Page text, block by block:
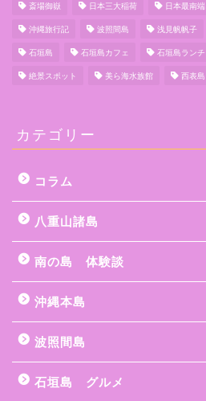
斎場御嶽 日本三大稲荷 日本最南端
沖縄旅行記 波照間島 浅見帆帆子
石垣島 石垣島カフェ 石垣島ランチ
絶景スポット 美ら海水族館 西表島
カテゴリー
コラム
八重山諸島
南の島 体験談
沖縄本島
波照間島
石垣島 グルメ